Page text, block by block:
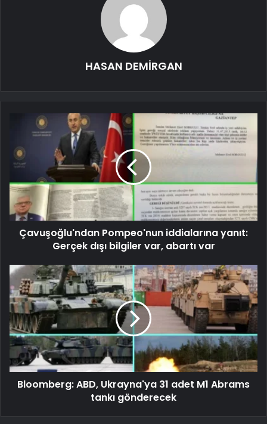
HASAN DEMİRGAN
Çavuşoğlu'ndan Pompeo'nun iddialarına yanıt:
Gerçek dışı bilgiler var, abartı var
Bloomberg: ABD, Ukrayna'ya 31 adet M1 Abrams
tankı gönderecek